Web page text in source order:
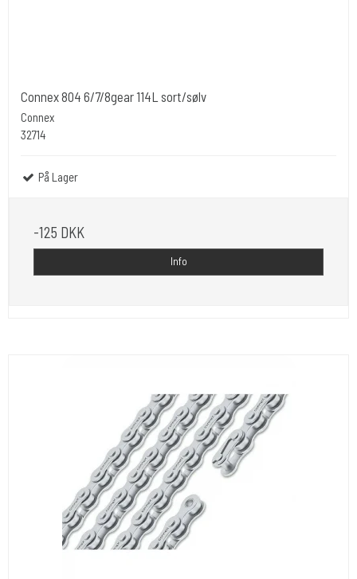
Connex 804 6/7/8gear 114L sort/sølv
Connex
32714
På Lager
-125 DKK
Info